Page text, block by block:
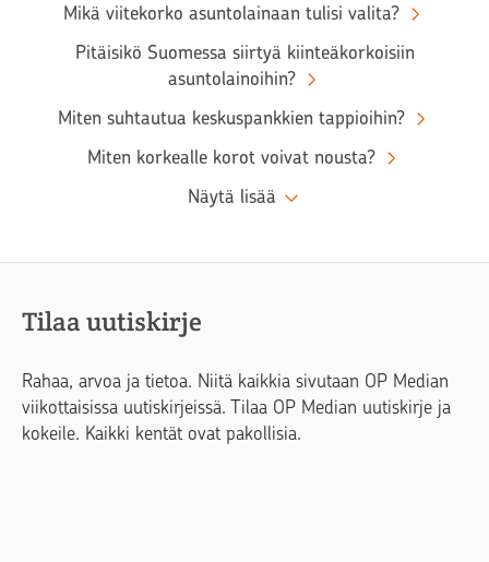
Mikä viitekorko asuntolainaan tulisi valita?
Pitäisikö Suomessa siirtyä kiinteäkorkoisiin
asuntolainoihin?
Miten suhtautua keskuspankkien tappioihin?
Miten korkealle korot voivat nousta?
Näytä lisää
Tilaa uutiskirje
Rahaa, arvoa ja tietoa. Niitä kaikkia sivutaan OP Median
viikottaisissa uutiskirjeissä. Tilaa OP Median uutiskirje ja
kokeile. Kaikki kentät ovat pakollisia.